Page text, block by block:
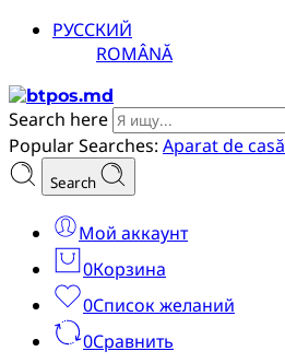
РУССКИЙ
ROMÂNĂ
Search here
Popular Searches: Aparat de casă
Search
Мой аккаунт
0Корзина
0Список желаний
0Сравнить